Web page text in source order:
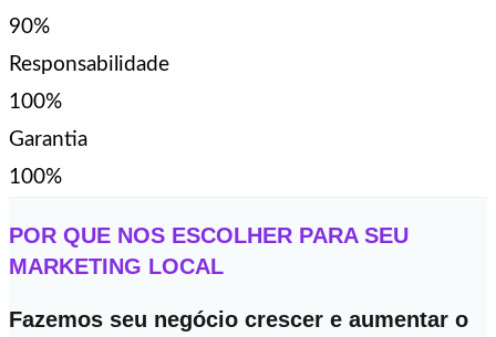
90%
Responsabilidade
100%
Garantia
100%
POR QUE NOS ESCOLHER PARA SEU
MARKETING LOCAL
Fazemos seu negócio crescer e aumentar o